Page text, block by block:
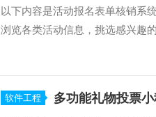
以下内容是活动报名表单核销系
浏览各类活动信息，挑选感兴趣
软件工程 多功能礼物投票